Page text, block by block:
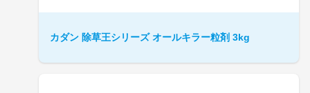
カダン 除草王シリーズ オールキラー粒剤 3kg